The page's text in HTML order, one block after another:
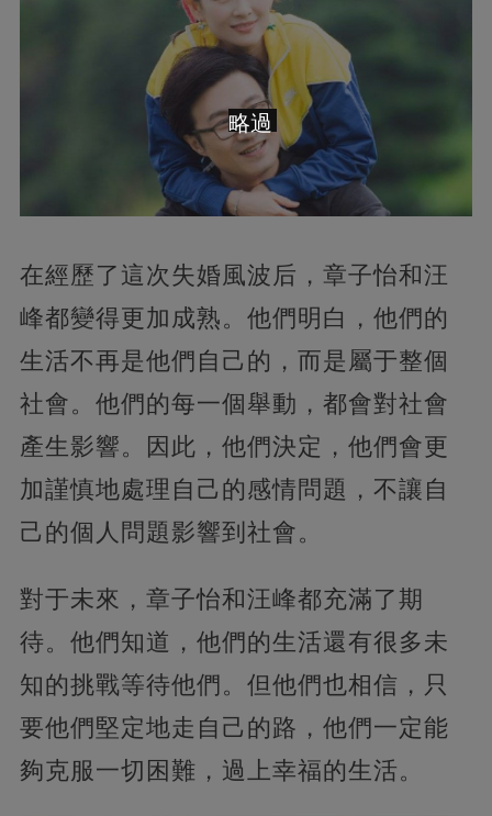
在經歷了這次失婚風波后，章子怡和汪
峰都變得更加成熟。他們明白，他們的
生活不再是他們自己的，而是屬于整個
社會。他們的每一個舉動，都會對社會
產生影響。因此，他們決定，他們會更
加謹慎地處理自己的感情問題，不讓自
己的個人問題影響到社會。
對于未來，章子怡和汪峰都充滿了期
待。他們知道，他們的生活還有很多未
知的挑戰等待他們。但他們也相信，只
要他們堅定地走自己的路，他們一定能
夠克服一切困難，過上幸福的生活。
略過